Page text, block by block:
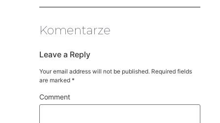
Komentarze
Leave a Reply
Your email address will not be published. Required fields
are marked *
Comment